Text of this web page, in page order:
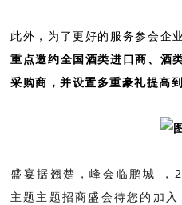
此外，为了更好的服务参会企
重点邀约全国酒类进口商、酒
采购商，并设置多重豪礼提高到
盛宴据翘楚，峰会临鹏城 ，
主题主题招商盛会待您的加